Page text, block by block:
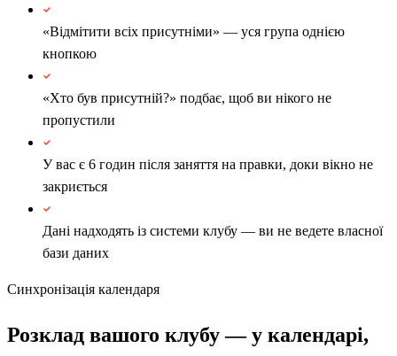
«Відмітити всіх присутніми» — уся група однією
кнопкою
«Хто був присутній?» подбає, щоб ви нікого не
пропустили
У вас є 6 годин після заняття на правки, доки вікно не
закриється
Дані надходять із системи клубу — ви не ведете власної
бази даних
Синхронізація календаря
Розклад вашого клубу — у календарі,